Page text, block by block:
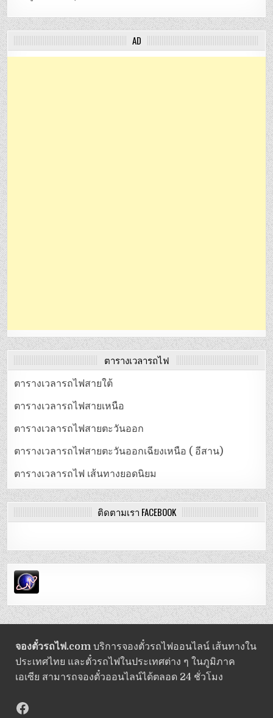
AD
ตารางเวลารถไฟ
ตารางเวลารถไฟสายใต้
ตารางเวลารถไฟสายเหนือ
ตารางเวลารถไฟสายตะวันออก
ตารางเวลารถไฟสายตะวันออกเฉียงเหนือ ( อีสาน)
ตารางเวลารถไฟ เส้นทางยอดนิยม
ติดตามเรา FACEBOOK
จองตั๋วรถไฟ.comบริการจองตั๋วรถไฟออนไลน์ เส้นทางใน
ประเทศไทย และตั๋วรถไฟในประเทศต่าง ๆ ในภูมิภาค
เอเซีย สามารถจองตั๋วออนไลน์ได้ตลอด 24 ชั่วโมง
Facebook